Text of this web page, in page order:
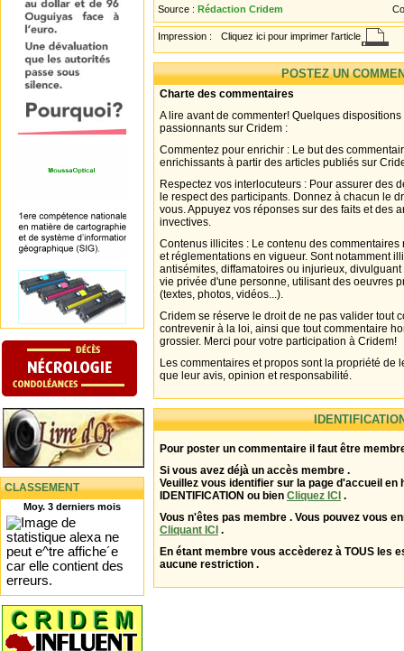
CLASSEMENT
Moy. 3 derniers mois
Source : Rédaction Cridem
Impression : Cliquez ici pour imprimer l'article
POSTEZ UN
Charte des commentaires
A lire avant de commenter! Quelques
passionnants sur Cridem :
Commentez pour enrichir : Le but des
enrichissants à partir des articles publiés sur
Respectez vos interlocuteurs : Pour assurer des
le respect des participants. Donnez à chacun le
vous. Appuyez vos réponses sur des faits et des
invectives.
Contenus illicites : Le contenu des
et réglementations en vigueur. Sont notamment
antisémites, diffamatoires ou injurieux,
vie privée d'une personne, utilisant des oeuvres
(textes, photos, vidéos...).
Cridem se réserve le droit de ne pas valider tout
contrevenir à la loi, ainsi que tout commentaire
grossier. Merci pour votre participation à Cridem!
Les commentaires et propos sont la propriété de
que leur avis, opinion et responsabilité.
Pour poster un commentaire il faut être
Si vous avez déjà un accès membre .
Veuillez vous identifier sur la page d'accueil en
IDENTIFICATION ou bien Cliquez ICI .
Vous n'êtes pas membre . Vous pouvez vous
Cliquant ICI .
En étant membre vous accèderez à TOUS les
aucune restriction .